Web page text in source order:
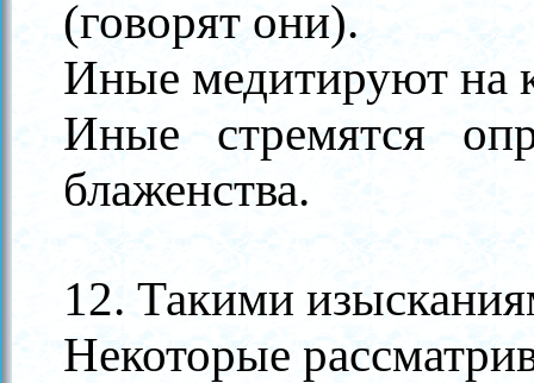
(говорят они).
Иные медитируют на
Иные стремятся
блаженства.
12. Такими
Некоторые